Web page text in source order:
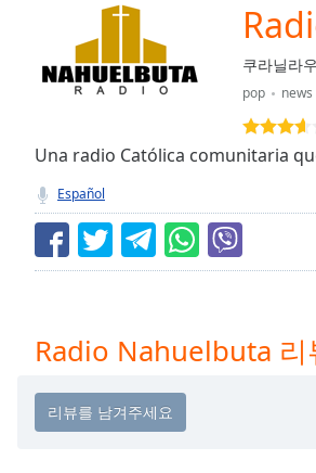
Seek to
currently
behind
LIVE
Remaining
Time-
Playback
Chapters
쿠라닐라
pop news
Una radio Católica comunitaria
Español
Radio Nahuelbuta 리